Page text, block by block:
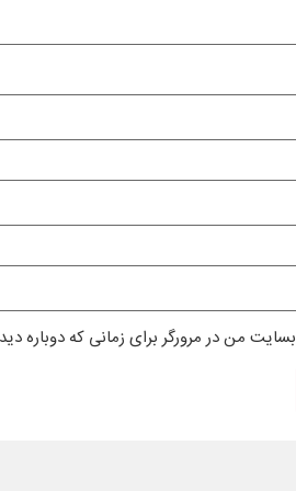
من در مرورگر برای زمانی که دوباره